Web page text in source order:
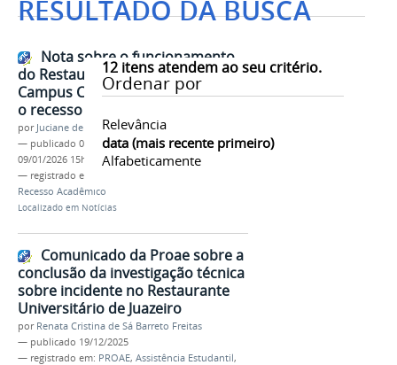
RESULTADO DA BUSCA
12itens atendem ao seu critério.
Ordenar por
Relevância
data (mais recente primeiro)
Alfabeticamente
Nota sobre o funcionamento
do Restaurante Universitário do
Campus Ciências Agrárias durante
o recesso acadêmico
por Juciane de Jesus Aleixo
— publicado 08/01/2026 —última modificação
09/01/2026 15h52
— registrado em:
Recesso Acadêmico
Localizado em Notícias
Comunicado da Proae sobre a
conclusão da investigação técnica
sobre incidente no Restaurante
Universitário de Juazeiro
por Renata Cristina de Sá Barreto Freitas
— publicado 19/12/2025
— registrado em: PROAE, Assistência Estudantil,